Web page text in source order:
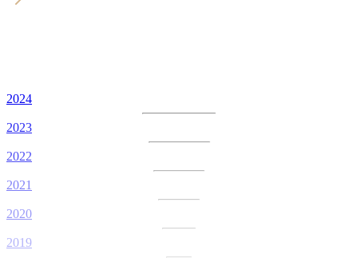
2024
2023
2022
2021
2020
2019